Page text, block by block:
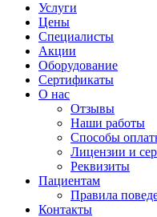
Услуги
Цены
Специалисты
Акции
Оборудование
Сертификаты
О нас
Отзывы
Наши работы
Способы
Лицензии и
Реквизиты
Пациентам
Правила
Контакты